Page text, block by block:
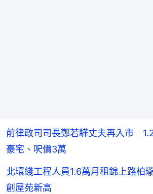
前律政司司長鄭若驊丈夫再入市
豪宅、呎價3萬
北環綫工程人員1.6萬月租錦上路
創屋苑新高